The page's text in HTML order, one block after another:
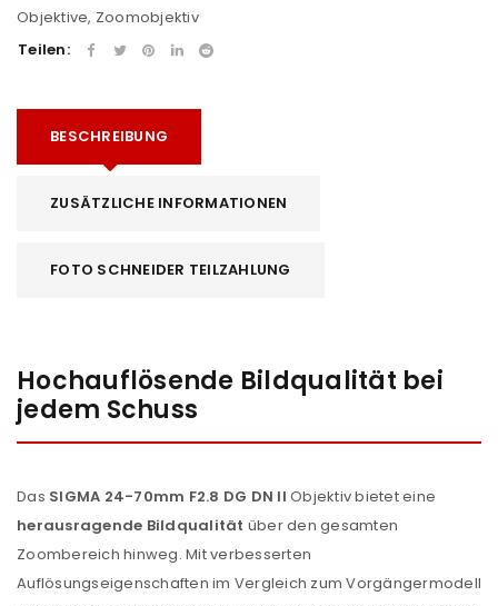
Objektive, Zoomobjektiv
Teilen:
BESCHREIBUNG
ZUSÄTZLICHE INFORMATIONEN
FOTO SCHNEIDER TEILZAHLUNG
Hochauflösende Bildqualität bei
jedem Schuss
Das SIGMA 24-70mm F2.8 DG DN II Objektiv bietet eine
herausragende Bildqualität über den gesamten
Zoombereich hinweg. Mit verbesserten
Auflösungseigenschaften im Vergleich zum Vorgängermodell